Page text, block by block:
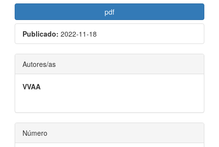
Barra
lateral
del
artículo
pdf
Publicado: 2022-11-18
Contenido
principal
del
artículo
Autores/as
VVAA
Número